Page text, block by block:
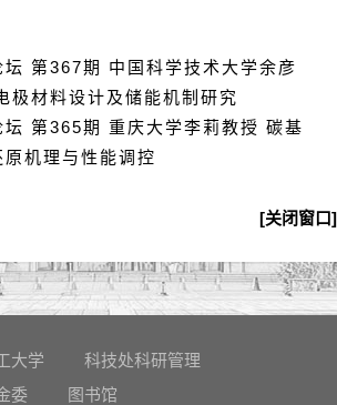
坛 第367期 中国科学技术大学余彦
极材料设计及储能机制研究
坛 第365期 重庆大学李莉教授 碳基
机理与性能调控
[关闭窗口]
大学
科技处科研管理
委
图书馆